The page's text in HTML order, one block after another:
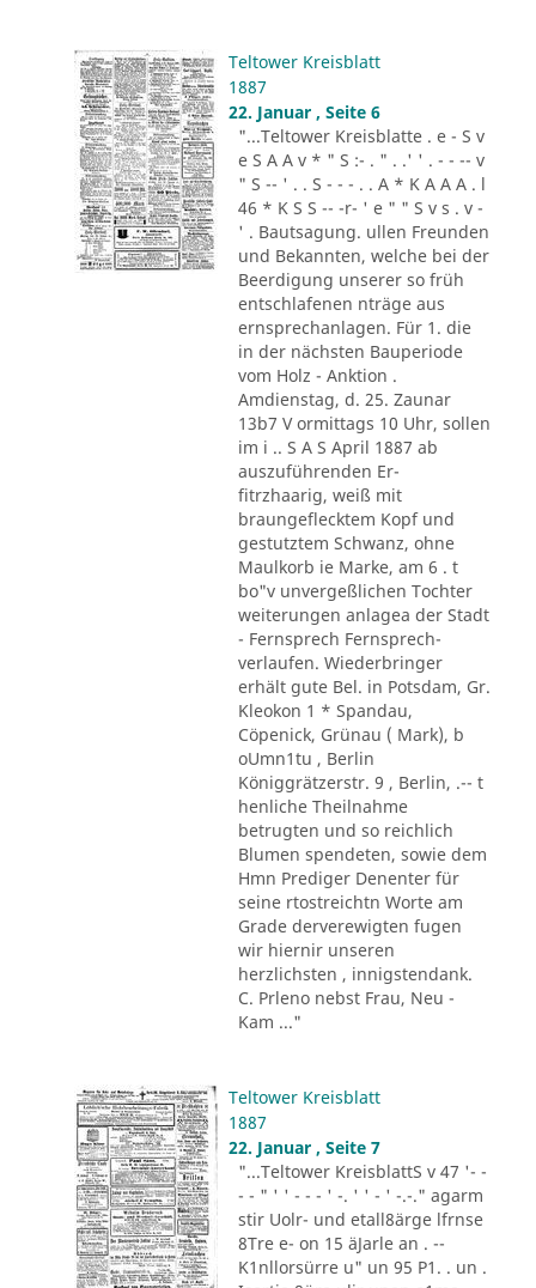
Teltower Kreisblatt
1887
22. Januar , Seite 6
"...Teltower Kreisblatte . e - S v
e S A A v * " S :- . " . .' ' . - - -- v
" S -- ' . . S - - - . . A * K A A A . l
46 * K S S -- -r- ' e " " S v s . v -
' . Bautsagung. ullen Freunden
und Bekannten, welche bei der
Beerdigung unserer so früh
entschlafenen nträge aus
ernsprechanlagen. Für 1. die
in der nächsten Bauperiode
vom Holz - Anktion .
Amdienstag, d. 25. Zaunar
13b7 V ormittags 10 Uhr, sollen
im i .. S A S April 1887 ab
auszuführenden Er-
fitrzhaarig, weiß mit
braungeflecktem Kopf und
gestutztem Schwanz, ohne
Maulkorb ie Marke, am 6 . t
bo"v unvergeßlichen Tochter
weiterungen anlagea der Stadt
- Fernsprech Fernsprech-
verlaufen. Wiederbringer
erhält gute Bel. in Potsdam, Gr.
Kleokon 1 * Spandau,
Cöpenick, Grünau ( Mark), b
oUmn1tu , Berlin
Königgrätzerstr. 9 , Berlin, .-- t
henliche Theilnahme
betrugten und so reichlich
Blumen spendeten, sowie dem
Hmn Prediger Denenter für
seine rtostreichtn Worte am
Grade derverewigten fugen
wir hiernir unseren
herzlichsten , innigstendank.
C. Prleno nebst Frau, Neu -
Kam ..."
Teltower Kreisblatt
1887
22. Januar , Seite 7
"...Teltower KreisblattS v 47 '- -
- - " ' ' - - - ' -. ' ' - ' -.-." agarm
stir Uolr- und etall8ärge lfrnse
8Tre e- on 15 äJarle an . --
K1nllorsürre u" un 95 P1. . un .